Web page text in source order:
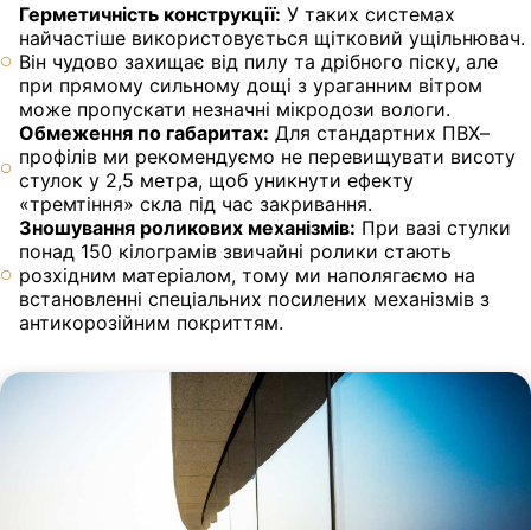
Герметичність конструкції: У таких системах
найчастіше використовується щітковий ущільнювач.
Він чудово захищає від пилу та дрібного піску, але
при прямому сильному дощі з ураганним вітром
може пропускати незначні мікродози вологи.
Обмеження по габаритах: Для стандартних ПВХ–
профілів ми рекомендуємо не перевищувати висоту
стулок у 2,5 метра, щоб уникнути ефекту
«тремтіння» скла під час закривання.
Зношування роликових механізмів: При вазі стулки
понад 150 кілограмів звичайні ролики стають
розхідним матеріалом, тому ми наполягаємо на
встановленні спеціальних посилених механізмів з
антикорозійним покриттям.